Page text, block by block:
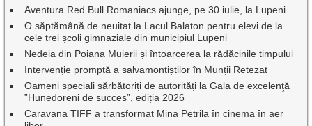
Aventura Red Bull Romaniacs ajunge, pe 30 iulie, la Lupeni
O săptămână de neuitat la Lacul Balaton pentru elevi de la
cele trei școli gimnaziale din municipiul Lupeni
Nedeia din Poiana Muierii și întoarcerea la rădăcinile timpului
Intervenție promptă a salvamontiștilor în Munții Retezat
Oameni speciali sărbătoriți de autorități la Gala de excelenţă
”Hunedoreni de succes”, ediția 2026
Caravana TIFF a transformat Mina Petrila în cinema în aer